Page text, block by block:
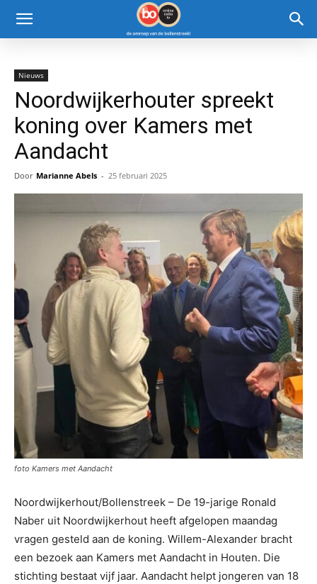
Nieuws
Noordwijkerhouter spreekt
koning over Kamers met
Aandacht
Door Marianne Abels - 25 februari 2025
foto Kamers met Aandacht
Noordwijkerhout/Bollenstreek – De 19-jarige Ronald
Naber uit Noordwijkerhout heeft afgelopen maandag
vragen gesteld aan de koning. Willem-Alexander bracht
een bezoek aan Kamers met Aandacht in Houten. Die
stichting bestaat vijf jaar. Aandacht helpt jongeren van 18